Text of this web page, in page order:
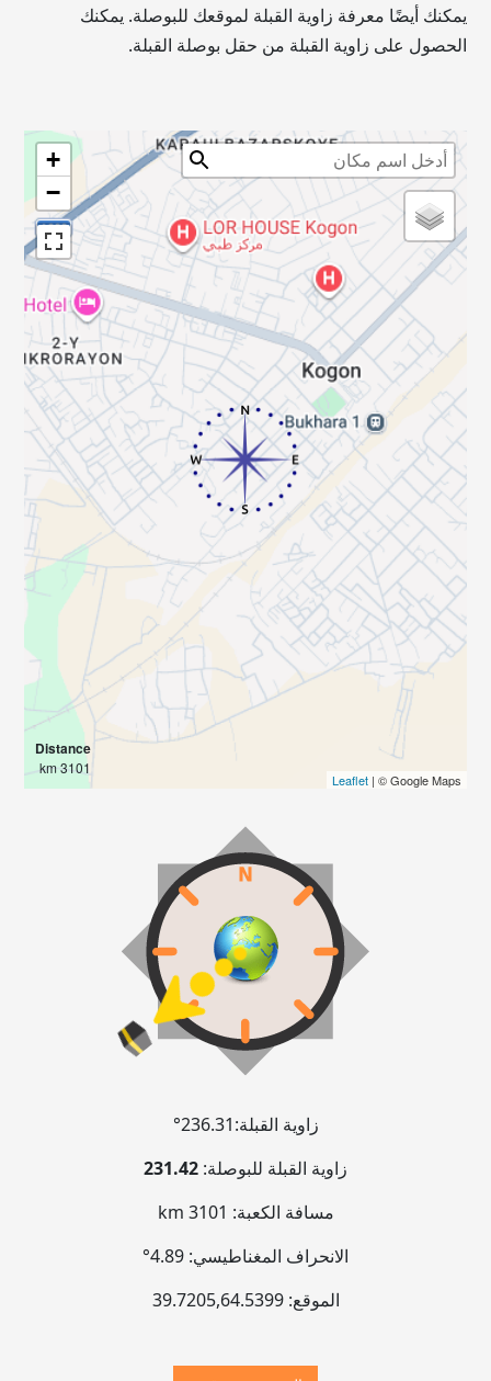
يمكنك أيضًا معرفة زاوية القبلة لموقعك للبوصلة. يمكنك
الحصول على زاوية القبلة من حقل بوصلة القبلة.
+
−
Distance
3101 km
Leaflet| © Google Maps
زاوية القبلة:236.31°
زاوية القبلة للبوصلة: 231.42
مسافة الكعبة: 3101 km
الانحراف المغناطيسي: 4.89°
الموقع:
39.7205,64.5399